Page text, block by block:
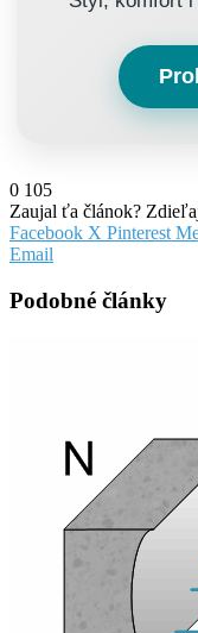
0 105
Zaujal ťa článok?
Facebook X Pinterest
Email
Podobné články